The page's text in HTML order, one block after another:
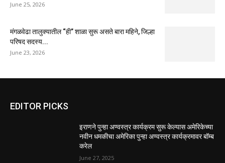
June 25, 2026
मंगळवेढा तालुक्यातील “ही” शाळा सुरू असते बारा महिने, जिल्हा
परिषद सदस्य...
June 23, 2026
EDITOR PICKS
इराणने पुन्हा अण्वस्त्र कार्यक्रम सुरू केल्यास अमेरिकेच्या
नवीन धमकीचा अमेरिका पुन्हा अण्वस्त्र कार्यक्रमावर बॉम्ब
करेल
June 27, 2025